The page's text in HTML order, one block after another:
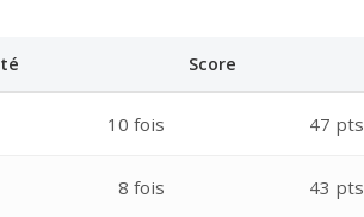
Score
10 fois 47 pts
8 fois 43 pts